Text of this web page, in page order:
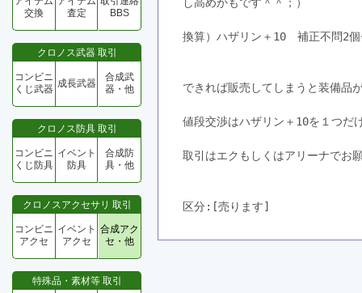
交換
査定
BBS
クロノス武器 取引
コンビニ
くじ武器 成長武器
合成武
器・他
クロノス防具 取引
コンビニ
くじ防具
イベント
防具
合成防
具・他
クロノスアクセサリ 取引
コンビニ
アクセ
イベント
アクセ
合成アク
セ・他
特殊品・素材等 取引
換算）ハザリン＋10　補正不問2
できれば販売してしまうと装備品
値段交渉はハザリン＋10を１つだ
取引はエクもしくはアリーナでお
区分:[売ります]